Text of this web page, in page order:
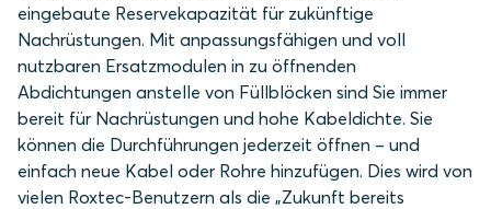
eingebaute Reservekapazität für zukünftige
Nachrüstungen. Mit anpassungsfähigen und voll
nutzbaren Ersatzmodulen in zu öffnenden
Abdichtungen anstelle von Füllblöcken sind Sie immer
bereit für Nachrüstungen und hohe Kabeldichte. Sie
können die Durchführungen jederzeit öffnen – und
einfach neue Kabel oder Rohre hinzufügen. Dies wird von
vielen Roxtec-Benutzern als die „Zukunft bereits